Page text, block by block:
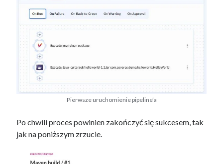
Pierwsze uruchomienie pipeline’a
Po chwili proces powinien zakończyć się sukcesem, tak
jak na poniższym zrzucie.